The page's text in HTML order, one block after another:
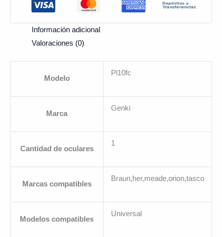
Información adicional
Valoraciones (0)
Modelo
Pl10fc
Marca
Genki
Cantidad de oculares
1
Marcas compatibles
Braun,her,meade,orion,tasco
Modelos compatibles
Universal